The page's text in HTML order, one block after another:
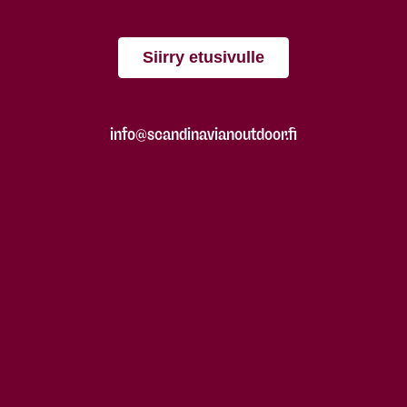
Siirry etusivulle
info@scandinavianoutdoor.fi